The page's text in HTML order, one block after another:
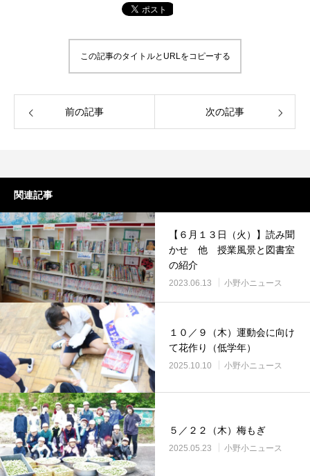
この記事のタイトルとURLをコピーする
前の記事 次の記事
関連記事
【６月１３日（火）】読み聞
かせ 他 授業風景と図書室
の紹介
2023.06.13 小野小ニュース
１０／９（木）運動会に向け
て花作り（低学年）
2025.10.10 小野小ニュース
５／２２（木）梅もぎ
2025.05.23 小野小ニュース